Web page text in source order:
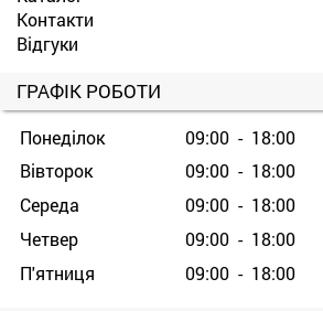
Контакти
Відгуки
ГРАФІК РОБОТИ
Понеділок
09:00 - 18:00
Вівторок
09:00 - 18:00
Середа
09:00 - 18:00
Четвер
09:00 - 18:00
П'ятниця
09:00 - 18:00